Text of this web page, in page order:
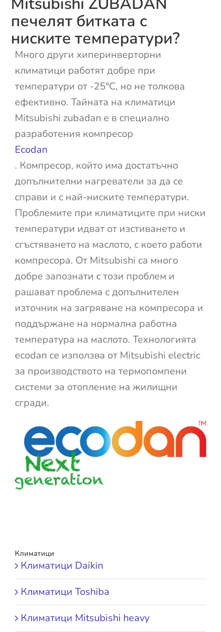
печелят битката с
ниските температури?
Много други хиперинверторни
климатици работят добре при
температури от -25°C, но не толкова
ефективно. Тайната на климатици
Mitsubishi zubadan е в специално
разработения компресор
Ecodan
. Компресор, който има достатъчно
допълнителни нагреватели за да се
справи и с най-ниските температури.
Проблемите при климатиците при ниски
температури идват от изстиването и
сгъстяването на маслото, с което работи
компресора. От Mitsubishi са много
добре запознати с този проблем и
рашават проблема с допълнителен
източник на загряване на компресора и
поддържане на нормална работна
температура на маслото. Технологията
ecodan се използва от Mitsubishi electric
за производството на термопомпени
системи за отопление на жилищни
сгради.
Климатици
Климатици Daikin
Климатици Toshiba
Климатици Mitsubishi heavy